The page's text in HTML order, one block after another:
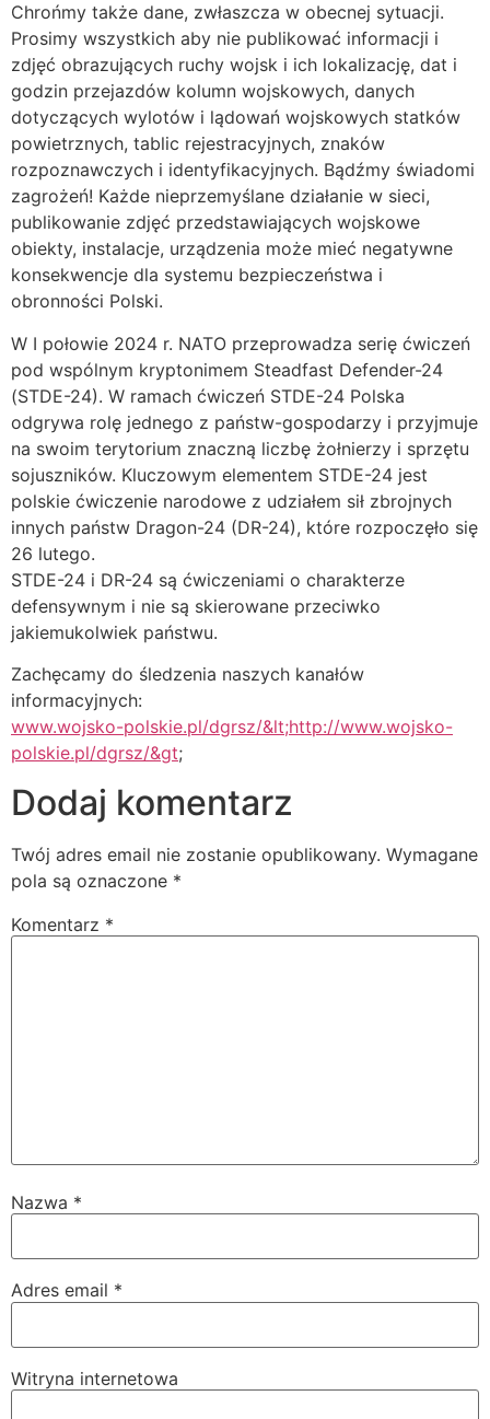
Chrońmy także dane, zwłaszcza w obecnej sytuacji.
Prosimy wszystkich aby nie publikować informacji i
zdjęć obrazujących ruchy wojsk i ich lokalizację, dat i
godzin przejazdów kolumn wojskowych, danych
dotyczących wylotów i lądowań wojskowych statków
powietrznych, tablic rejestracyjnych, znaków
rozpoznawczych i identyfikacyjnych. Bądźmy świadomi
zagrożeń! Każde nieprzemyślane działanie w sieci,
publikowanie zdjęć przedstawiających wojskowe
obiekty, instalacje, urządzenia może mieć negatywne
konsekwencje dla systemu bezpieczeństwa i
obronności Polski.
W I połowie 2024 r. NATO przeprowadza serię ćwiczeń
pod wspólnym kryptonimem Steadfast Defender-24
(STDE-24). W ramach ćwiczeń STDE-24 Polska
odgrywa rolę jednego z państw-gospodarzy i przyjmuje
na swoim terytorium znaczną liczbę żołnierzy i sprzętu
sojuszników. Kluczowym elementem STDE-24 jest
polskie ćwiczenie narodowe z udziałem sił zbrojnych
innych państw Dragon-24 (DR-24), które rozpoczęło się
26 lutego.
STDE-24 i DR-24 są ćwiczeniami o charakterze
defensywnym i nie są skierowane przeciwko
jakiemukolwiek państwu.
Zachęcamy do śledzenia naszych kanałów
informacyjnych:
www.wojsko-polskie.pl/dgrsz/&lt;http://www.wojsko-
polskie.pl/dgrsz/&gt;
Dodaj komentarz
Twój adres email nie zostanie opublikowany. Wymagane
pola są oznaczone *
Komentarz *
Nazwa *
Adres email *
Witryna internetowa